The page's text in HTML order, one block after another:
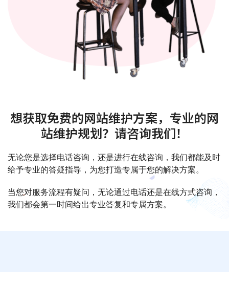
想获取免费的网站维护方案，专业的网
站维护规划？请咨询我们！
无论您是选择电话咨询，还是进行在线咨询，我们都能及时
给予专业的答疑指导，为您打造专属于您的解决方案。
当您对服务流程有疑问，无论通过电话还是在线方式咨询，
我们都会第一时间给出专业答复和专属方案。